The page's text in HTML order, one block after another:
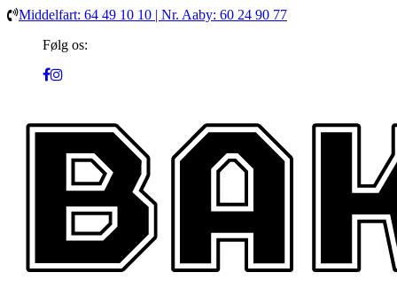
Middelfart: 64 49 10 10 | Nr. Aaby: 60 24 90 77
Følg os: